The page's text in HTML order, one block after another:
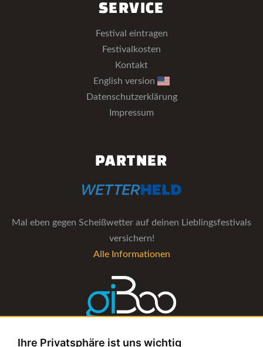
Ihre Privatsphäre ist uns wichtig
SERVICE
Festival eintragen
Festivalkosten
Kontakt
English version
Datenschutzerklärung
Impressum
PARTNER
Mal eben gegen Scheißwetter auf deinen Lieblingsfestivals
versichern!
Alle Informationen